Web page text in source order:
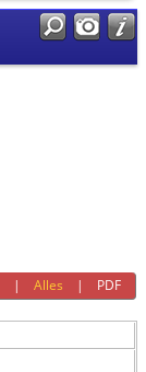
|Alles | PDF